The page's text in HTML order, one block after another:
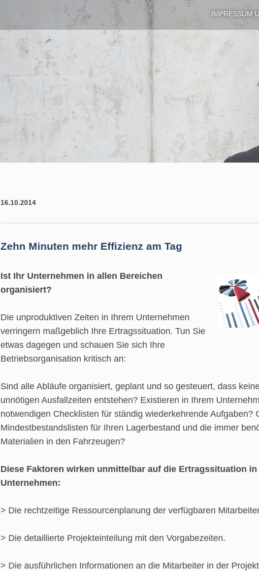
IMPRESSUM
16.10.2014
Zehn Minuten mehr Effizienz am Tag
Ist Ihr Unternehmen in allen Bereichen
organisiert?
Die unproduktiven Zeiten in Ihrem Unternehmen
verringern maßgeblich Ihre Ertragssituation. Tun Sie
etwas dagegen und schauen Sie sich Ihre
Betriebsorganisation kritisch an:
Sind alle Abläufe organisiert, geplant und so gesteuert, dass
unnötigen Ausfallzeiten entstehen? Existieren in Ihrem
notwendigen Checklisten für ständig wiederkehrende Aufgaben?
Mindestbestandslisten für Ihren Lagerbestand und die immer
Materialien in den Fahrzeugen?
Diese Faktoren wirken unmittelbar auf die Ertragssituation in
Unternehmen:
> Die rechtzeitige Ressourcenplanung der verfügbaren
> Die detaillierte Projekteinteilung mit den Vorgabezeiten.
> Die ausführlichen Informationen an die Mitarbeiter in der